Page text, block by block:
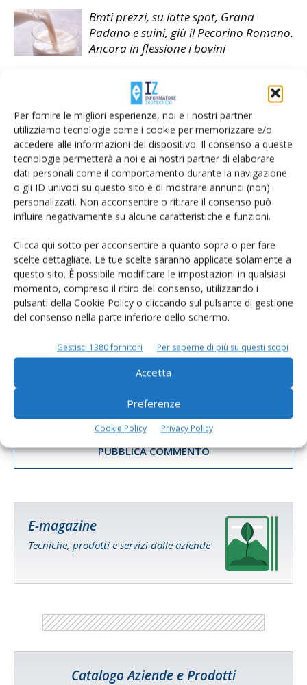
Per fornire le migliori esperienze, noi e i nostri partner
utilizziamo tecnologie come i cookie per memorizzare e/o
accedere alle informazioni del dispositivo. Il consenso a queste
tecnologie permetterà a noi e ai nostri partner di elaborare
dati personali come il comportamento durante la navigazione
o gli ID univoci su questo sito e di mostrare annunci (non)
personalizzati. Non acconsentire o ritirare il consenso può
influire negativamente su alcune caratteristiche e funzioni.
Clicca qui sotto per acconsentire a quanto sopra o per fare
scelte dettagliate. Le tue scelte saranno applicate solamente a
questo sito. È possibile modificare le impostazioni in qualsiasi
momento, compreso il ritiro del consenso, utilizzando i
pulsanti della Cookie Policy o cliccando sul pulsante di gestione
del consenso nella parte inferiore dello schermo.
Gestisci 1380 fornitori Per saperne di più su questi scopi
Accetta
Preferenze
Cookie Policy Privacy Policy
Bmti prezzi, su latte spot, Grana
Padano e suini, giù il Pecorino Romano.
Ancora in flessione i bovini
LASCIA UN COMMENTO
Salva il mio nome, email e sito web in questo browser per la
prossima volta che commento.
E-magazine
Tecniche, prodotti e servizi dalle aziende
Catalogo Aziende e Prodotti